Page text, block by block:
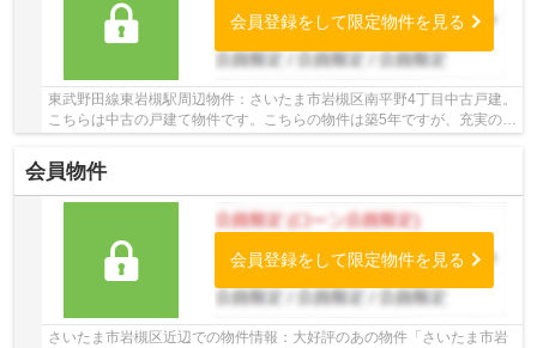
会員登録をして限定物件を見る
東武野田線東岩槻駅周辺物件：さいたま市岩槻区南平野4丁目中古戸建。
こちらは中古の戸建て物件です。こちらの物件は築5年ですが、充実の設
会員物件
会員登録をして限定物件を見る
さいたま市岩槻区近辺での物件情報：大好評のあの物件「さいたま市岩